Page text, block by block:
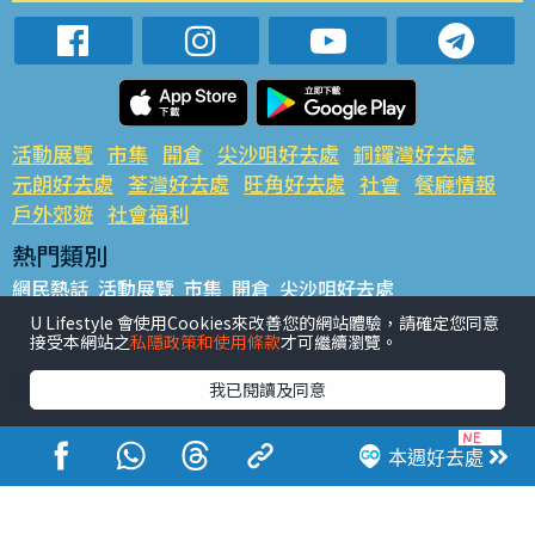
本週好去處
活動展覽 市集 開倉 尖沙咀好去處 銅鑼灣好去處
元朗好去處 荃灣好去處 旺角好去處 社會 餐廳情報
戶外郊遊 社會福利
熱門類別
網民熱話 活動展覽 市集 開倉 尖沙咀好去處
銅鑼灣好去處 元朗好去處 荃灣好去處 旺角好去處 社會
餐廳情報 戶外郊遊
熱門標籤
#UGO搵好去處 #人氣活動推介 #美食社群熱話
#親子玩樂好去處
#ULifestyle應用程式
#限時搶
#UJetso禮物放送
#ULifestyle商戶中心 #著數 #網絡熱話
U Lifestyle 會使用Cookies來改善您的網站體驗，請確定您同意
接受本網站之私隱政策和使用條款才可繼續瀏覽。
我已閱讀及同意